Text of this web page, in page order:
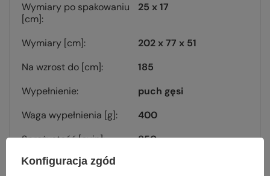
Wymiary po spakowaniu
[cm]
25 x 17
Wymiary [cm]
202 x 77 x 51
Na wzrost do [cm]
185
Wypełnienie
puch gęsi
Waga wypełnienia [g]
400
Sprężystość [cuin]
850
Kołnierz termiczny
Konfiguracja zgód